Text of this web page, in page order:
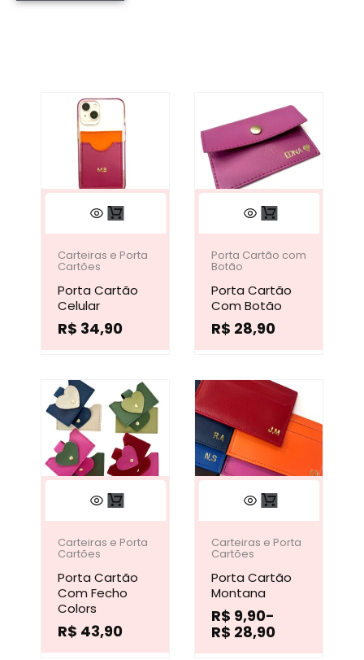
Este
produto
tem
As
opções
podem
ser
escolhidas
na
página
do
Carteiras e Porta
Cartões
Porta Cartão
Celular
R$ 34,90
Este
produto
tem
variantes.
As
opções
podem
escolhidas
página
do
Porta Cartão com
Botão
Porta Cartão
Com Botão
R$ 28,90
Este
produto
tem
variantes.
opções
Carteiras e Porta
Cartões
Porta Cartão
Com Fecho
Colors
R$ 43,90
Este
produto
tem
variantes.
As
opções
Carteiras e Porta
Cartões
Porta Cartão
Montana
R$ 9,90–
R$ 28,90
de
preço:
R$ 9,90
através